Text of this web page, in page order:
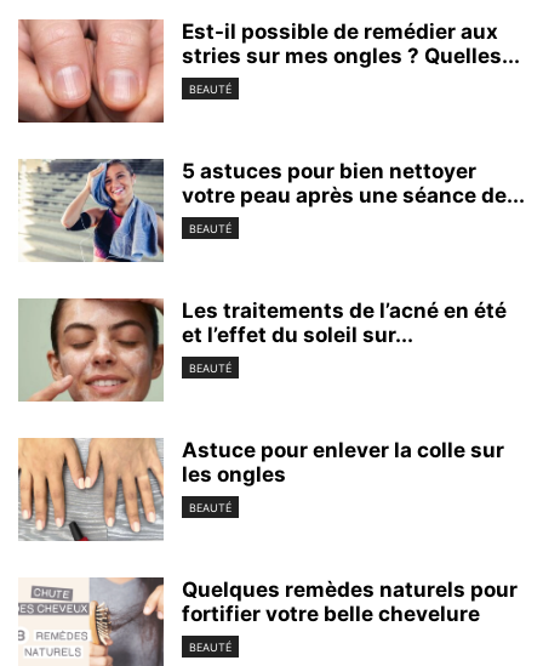
Est-il possible de remédier aux
stries sur mes ongles ? Quelles...
BEAUTÉ
5 astuces pour bien nettoyer
votre peau après une séance de...
BEAUTÉ
Les traitements de l’acné en été
et l’effet du soleil sur...
BEAUTÉ
Astuce pour enlever la colle sur
les ongles
BEAUTÉ
Quelques remèdes naturels pour
fortifier votre belle chevelure
BEAUTÉ